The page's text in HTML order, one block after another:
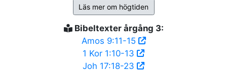
Läs mer om högtiden
Bibeltexter årgång 3:
Amos 9:11-15
1 Kor 1:10-13
Joh 17:18-23